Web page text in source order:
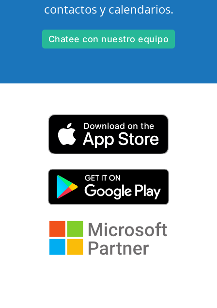
contactos y calendarios.
Chatee con nuestro equipo